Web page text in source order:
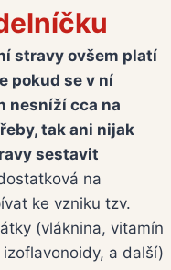
stravy ovšem platí
pokud se v ní
nesníží cca na
tak ani nijak
sestavit
na
ke vzniku tzv.
(vláknina, vitamín
a další)